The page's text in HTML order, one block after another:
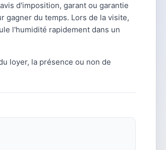
d'imposition, garant ou garantie
gagner du temps. Lors de la visite,
l'humidité rapidement dans un
loyer, la présence ou non de